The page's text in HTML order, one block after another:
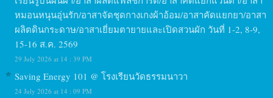
หมอนหนุนอุ่นรัก/อาสาจัดชุดกางเกงผ้าอ้อม/อาสาคัดแยกยา/อาสา
ผลิตดินกระดาษ/อาสาเยี่ยมตายายและเปิดสวนผัก วันที่ 1-2, 8-9,
15-16 ส.ค. 2569
29 July 2026 at 14 : 39 PM
Saving Energy 101 @ โรงเรียนวัดธรรมนาวา
24 July 2026 at 14 : 09 PM